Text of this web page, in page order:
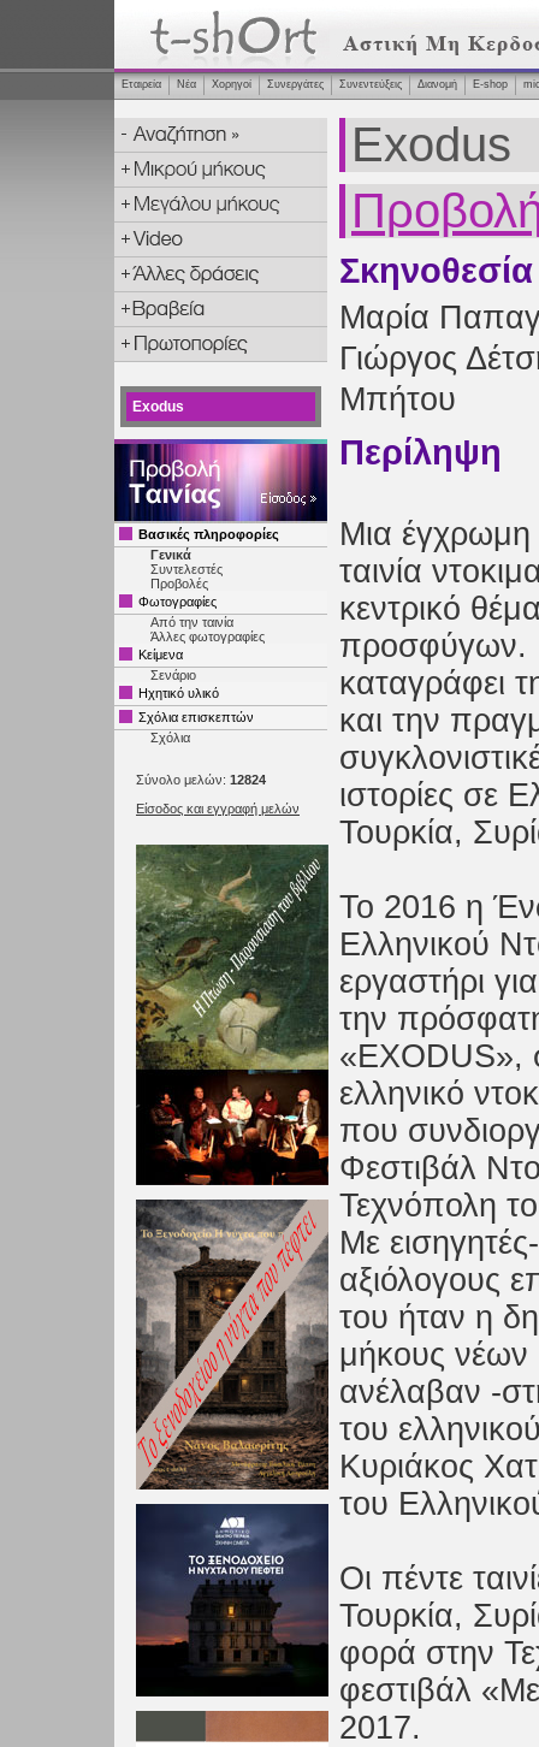
Εταιρεία Νέα Χορηγοί Συνεργάτες Συνεντεύξεις Διανομή Ε-shop
Exodus
Βασικές πληροφορίες
Γενικά
Συντελεστές
Προβολές
Φωτογραφίες
Από την ταινία
Άλλες φωτογραφίες
Κείμενα
Σενάριο
Ηχητικό υλικό
Σχόλια επισκεπτών
Σχόλια
Σύνολο μελών: 12824
Είσοδος και εγγραφή μελών
Exodus
Σκηνοθεσία
Μαρία
Γιώργος
Μπήτου
Περίληψη
Μια
ταινία
κεντρικό
προσφύγων.
καταγράφει
και την
ιστορίες σε
Τουρκία,
Το 2016 η
Ελληνικού
εργαστήρι
την
«EXODUS»,
ελληνικό
που
Φεστιβάλ
Τεχνόπολη
Με
αξιόλογους
του ήταν η
μήκους νέων
ανέλαβαν -
του
Κυριάκος
του
Οι πέντε
Τουρκία,
φορά στην
φεστιβάλ
2017.